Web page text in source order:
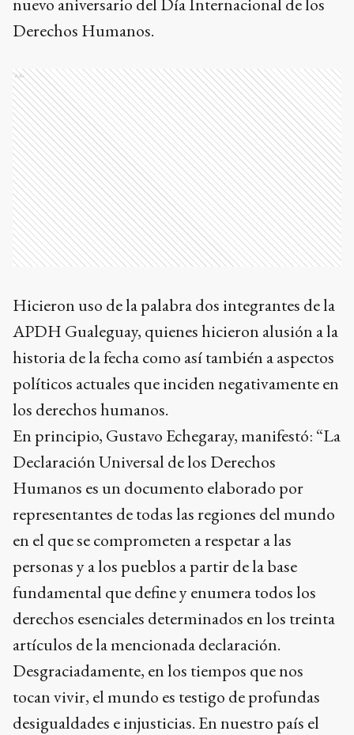
Derechos Humanos.
Ads
Hicieron uso de la palabra dos integrantes de la
APDH Gualeguay, quienes hicieron alusión a la
historia de la fecha como así también a aspectos
políticos actuales que inciden negativamente en
los derechos humanos.
En principio, Gustavo Echegaray, manifestó: “La
Declaración Universal de los Derechos
Humanos es un documento elaborado por
representantes de todas las regiones del mundo
en el que se comprometen a respetar a las
personas y a los pueblos a partir de la base
fundamental que define y enumera todos los
derechos esenciales determinados en los treinta
artículos de la mencionada declaración.
Desgraciadamente, en los tiempos que nos
tocan vivir, el mundo es testigo de profundas
desigualdades e injusticias. En nuestro país el